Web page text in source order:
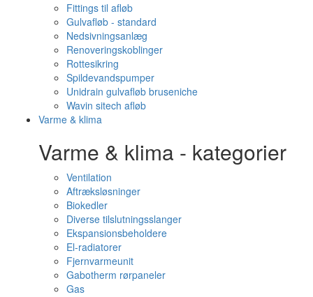
Fittings til afløb
Gulvafløb - standard
Nedsivningsanlæg
Renoveringskoblinger
Rottesikring
Spildevandspumper
Unidrain gulvafløb bruseniche
Wavin sitech afløb
Varme & klima
Varme & klima - kategorier
Ventilation
Aftræksløsninger
Biokedler
Diverse tilslutningsslanger
Ekspansionsbeholdere
El-radiatorer
Fjernvarmeunit
Gabotherm rørpaneler
Gas